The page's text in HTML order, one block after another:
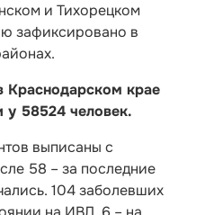
и Тихорецком
зафиксировано в
Краснодарском крае
у 58524 человек.
выписаны с
58 – за последние
104 заболевших